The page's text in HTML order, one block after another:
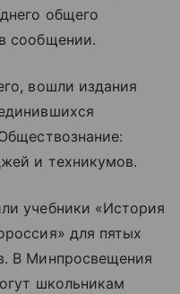
общего
сообщении.
вошли издания
и техникумов.
учебники «История
для пятых
В Минпросвещения
школьникам